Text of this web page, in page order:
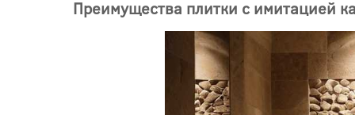
Преимущества плитки с имитацией